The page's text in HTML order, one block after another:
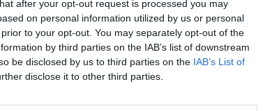
after your opt-out request is processed you may
on personal information utilized by us or personal
to your opt-out. You may separately opt-out of the
by third parties on the IAB’s list of downstream
be disclosed by us to third parties on the IAB’s List of
disclose it to other third parties.
legnagyobb kínai bank profitja az idei első hat